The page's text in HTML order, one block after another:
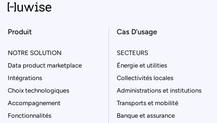
Produit
NOTRE SOLUTION
Data product marketplace
Intégrations
Choix technologiques
Accompagnement
Fonctionnalités
Cas D’usage
SECTEURS
Énergie et utilities
Collectivités locales
Administrations et institutions
Transports et mobilité
Banque et assurance